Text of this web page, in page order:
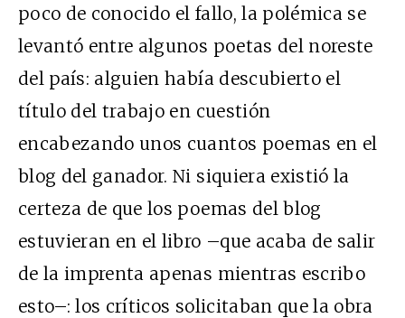
poco de conocido el fallo, la polémica se
levantó entre algunos poetas del noreste
del país: alguien había descubierto el
título del trabajo en cuestión
encabezando unos cuantos poemas en el
blog del ganador. Ni siquiera existió la
certeza de que los poemas del blog
estuvieran en el libro –que acaba de salir
de la imprenta apenas mientras escribo
esto–: los críticos solicitaban que la obra